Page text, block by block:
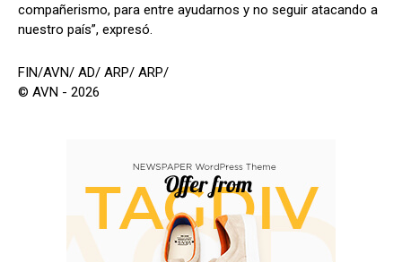
compañerismo, para entre ayudarnos y no seguir atacando a
nuestro país”, expresó.
FIN/AVN/ AD/ ARP/ ARP/
© AVN - 2026